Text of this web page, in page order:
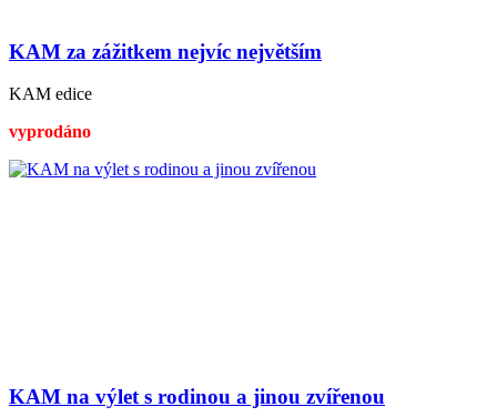
KAM za zážitkem nejvíc největším
KAM edice
vyprodáno
KAM na výlet s rodinou a jinou zvířenou